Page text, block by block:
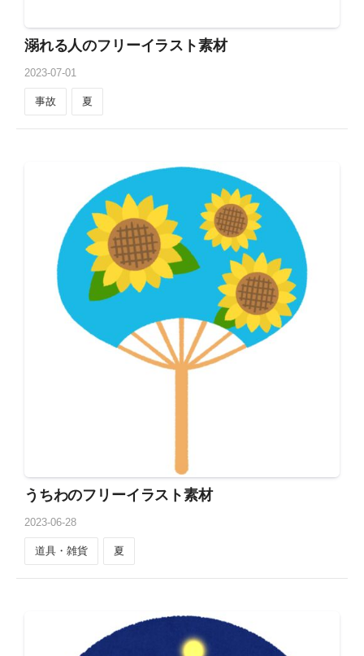
2023-07-01
溺れる人のフリーイラスト素材
事故 夏
2023-06-28
うちわのフリーイラスト素材
道具・雑貨 夏